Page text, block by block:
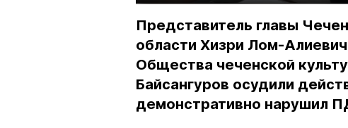
Представитель главы
области Хизри Лом-
Общества чеченской
Байсангуров осудили
демонстративно нарушил